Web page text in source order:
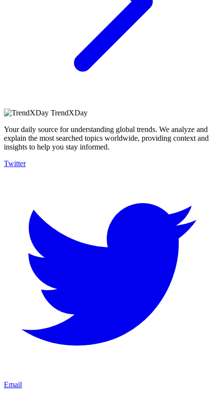
TrendXDay
Your daily source for understanding global trends. We analyze and
explain the most searched topics worldwide, providing context and
insights to help you stay informed.
Twitter
Email